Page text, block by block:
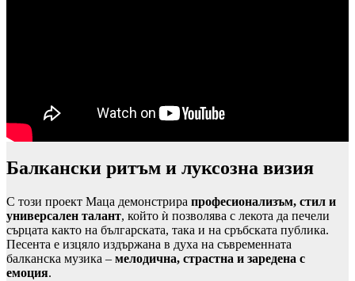
Балкански ритъм и луксозна визия
С този проект Маца демонстрира професионализъм, стил и
универсален талант, който ѝ позволява с лекота да печели
сърцата както на българската, така и на сръбската публика.
Песента е изцяло издържана в духа на съвременната
балканска музика – мелодична, страстна и заредена с
емоция.